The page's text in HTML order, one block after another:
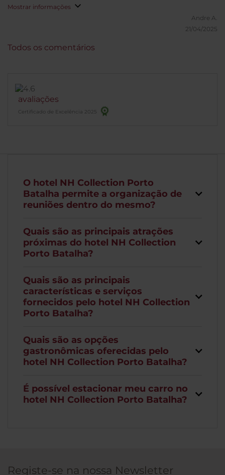
Mostrar informações
Andre A.
21/04/2025
avaliações
Certificado de Excelência 2025
Todos os comentários
O hotel NH Collection Porto
Batalha permite a organização de
reuniões dentro do mesmo?
Quais são as principais atrações
próximas do hotel NH Collection
Porto Batalha?
Quais são as principais
características e serviços
fornecidos pelo hotel NH Collection
Porto Batalha?
Quais são as opções
gastronômicas oferecidas pelo
hotel NH Collection Porto Batalha?
É possível estacionar meu carro no
hotel NH Collection Porto Batalha?
Registe-se na nossa Newsletter